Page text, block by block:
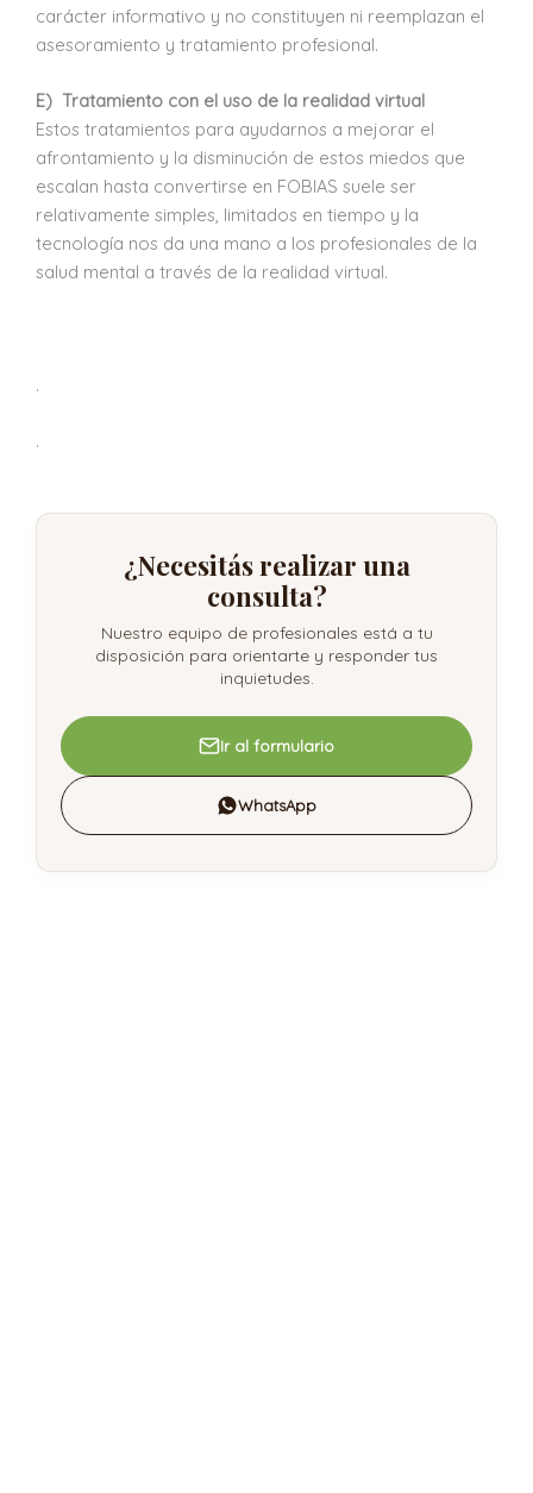
carácter informativo y no constituyen ni reemplazan el
asesoramiento y tratamiento profesional.
E) Tratamiento con el uso de la realidad virtual
Estos tratamientos para ayudarnos a mejorar el
afrontamiento y la disminución de estos miedos que
escalan hasta convertirse en FOBIAS suele ser
relativamente simples, limitados en tiempo y la
tecnología nos da una mano a los profesionales de la
salud mental a través de la realidad virtual.
.
.
¿Necesitás realizar una
consulta?
Nuestro equipo de profesionales está a tu
disposición para orientarte y responder tus
inquietudes.
Ir al formulario
WhatsApp